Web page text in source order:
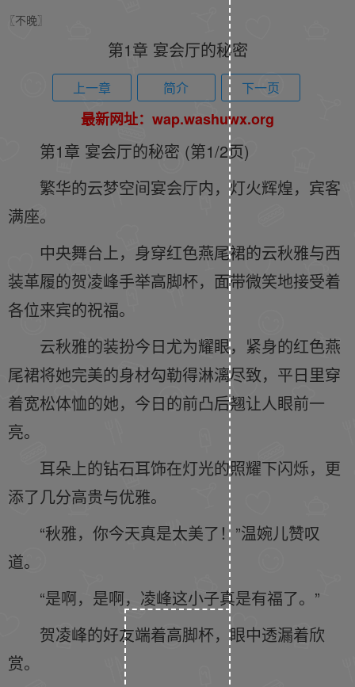
〖不晚〗
第1章 宴会厅的秘密
上一章 简介 下一页
最新网址：wap.washuwx.org
第1章 宴会厅的秘密 (第1/2页)
繁华的云梦空间宴会厅内，灯火辉煌，宾客
满座。
中央舞台上，身穿红色燕尾裙的云秋雅与西
装革履的贺凌峰手举高脚杯，面带微笑地接受着
各位来宾的祝福。
云秋雅的装扮今日尤为耀眼，紧身的红色燕
尾裙将她完美的身材勾勒得淋漓尽致，平日里穿
着宽松体恤的她，今日的前凸后翘让人眼前一
亮。
耳朵上的钻石耳饰在灯光的照耀下闪烁，更
添了几分高贵与优雅。
“秋雅，你今天真是太美了！”温婉儿赞叹
道。
“是啊，是啊，凌峰这小子真是有福了。”
贺凌峰的好友端着高脚杯，眼中透漏着欣
赏。